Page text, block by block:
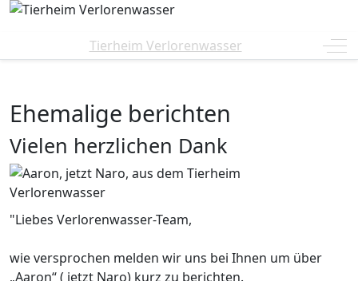
Tierheim Verlorenwasser
Ehemalige berichten
Vielen herzlichen Dank
"Liebes Verlorenwasser-Team,
wie versprochen melden wir uns bei Ihnen um über
„Aaron“ ( jetzt Naro) kurz zu berichten.